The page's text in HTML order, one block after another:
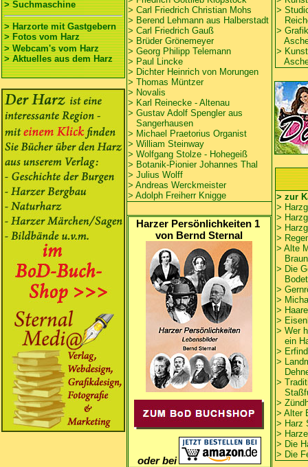
> Suchmaschine
> Harzorte mit Gastgebern
> Fotos vom Harz
> Webcam's vom Harz
> Aktuelles aus dem Harz
> Carl Friedrich Christian Mohs
> Berend Lehmann aus Halberstadt
> Carl Friedrich Gauß
> Brüder Grönemeyer
> Georg Philipp Telemann
> Paul Lincke
> Dichter Heinrich von Morungen
> Thomas Müntzer
> Novalis
> Karl Reinecke - Altenau
> Gustav Adolf Spengleraus
Sangerhausen
> Michael Praetorius Organist
> William Steinway
> Wolfgang Stolze - Hohegeiß
> Botanik-Pionier Johannes Thal
> Julius Wolff
> Andreas Werckmeister
> Adolph Freiherr Knigge
Harzer Persönlichkeiten 1
von Bernd Sternal
oder bei
>
>
>
> zur
>
>
>
>
> Alte
> Die
>
>
>
>
> Wer
ein
>
>
>
>
> Alter
> Harz
>
> Die
> Die